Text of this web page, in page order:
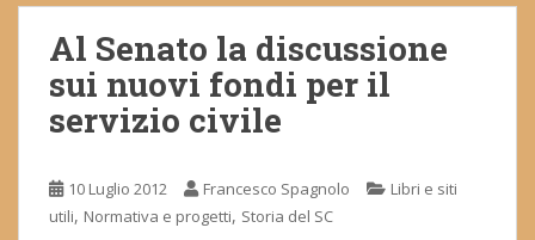
Al Senato la discussione
sui nuovi fondi per il
servizio civile
10 Luglio 2012 Francesco Spagnolo
Libri e siti
utili, Normativa e progetti, Storia del SC